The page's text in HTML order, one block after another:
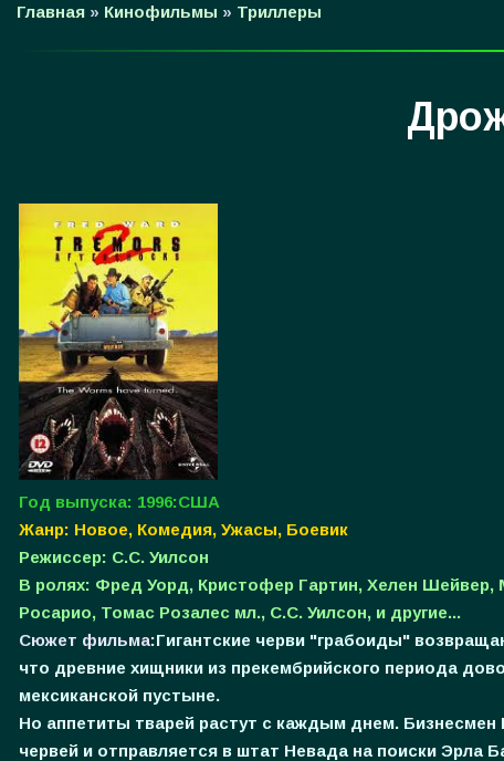
Главная » Кинофильмы » Триллеры
Год выпуска: 1996:США
Жанр: Новое, Комедия, Ужасы, Боевик
Режиссер: С.С. Уилсон
В ролях: Фред Уорд, Кристофер Гартин, Хелен
Росарио, Томас Розалес мл., С.С. Уилсон, и другие...
Сюжет фильма:Гигантские черви "грабоиды"
что древние хищники из прекембрийского периода
мексиканской пустыне.
Но аппетиты тварей растут с каждым днем. Бизнесмен
червей и отправляется в штат Невада на поиски Эрла